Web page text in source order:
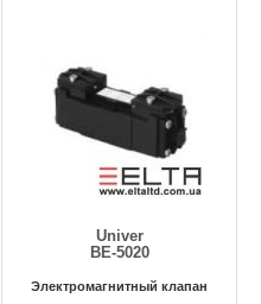
Univer
BE-5020
Электромагнитный клапан